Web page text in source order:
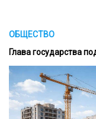
ОБЩЕСТВО
Глава государства